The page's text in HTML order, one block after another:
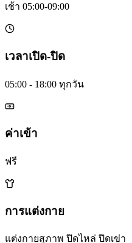
เช้า 05:00-09:00
เวลาเปิด-ปิด
05:00 - 18:00 ทุกวัน
ค่าเข้า
ฟรี
การแต่งกาย
แต่งกายสุภาพ ปิดไหล่ ปิดเข่า